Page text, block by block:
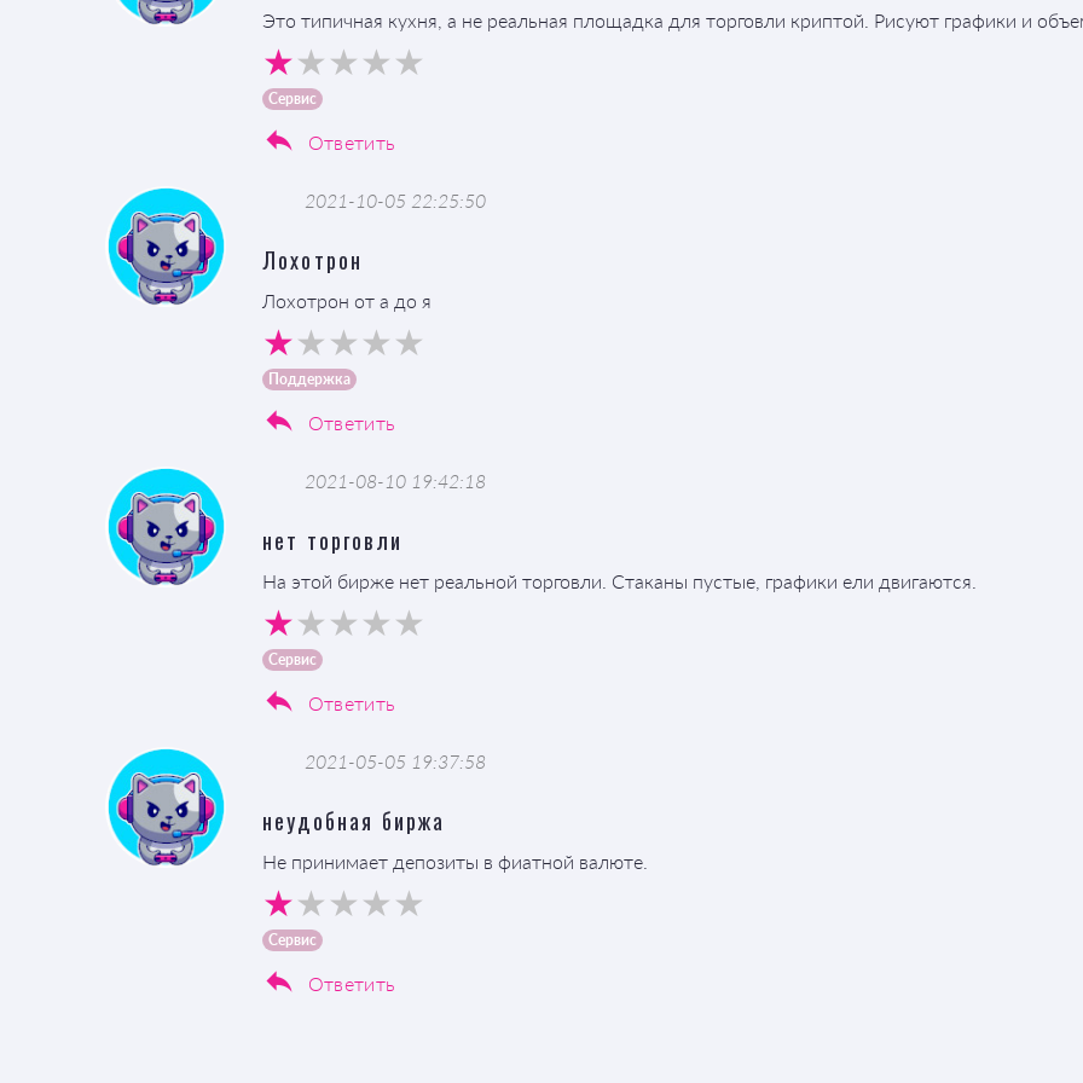
Это типичная кухня, а не реальная площадка для торговли криптой. Рисуют графики и
Сервис
Ответить
2021-10-05 22:25:50
Лохотрон
Лохотрон от а до я
Поддержка
Ответить
2021-08-10 19:42:18
нет торговли
На этой бирже нет реальной торговли. Стаканы пустые, графики ели двигаются.
Сервис
Ответить
2021-05-05 19:37:58
неудобная биржа
Не принимает депозиты в фиатной валюте.
Сервис
Ответить